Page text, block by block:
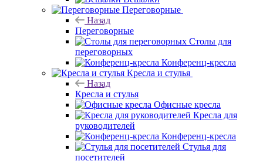
Переговорные
Назад
Переговорные
Столы для
переговорных
Конференц-кресла
Кресла и стулья
Назад
Кресла и стулья
Офисные кресла
Кресла для
руководителей
Конференц-кресла
Стулья для
посетителей